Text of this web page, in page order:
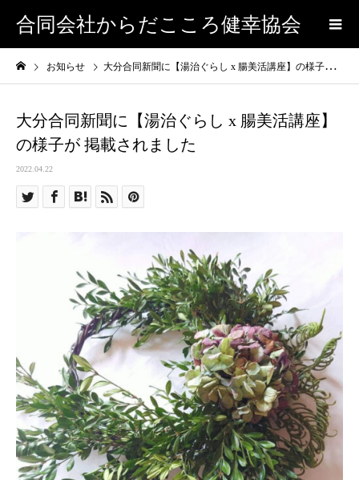
合同会社からだこころ健幸協会
お知らせ 大分合同新聞に【湯治ぐらし x 腸美活講座】の様子が 掲載されました
大分合同新聞に【湯治ぐらし x 腸美活講座】
の様子が 掲載されました
2022.04.22